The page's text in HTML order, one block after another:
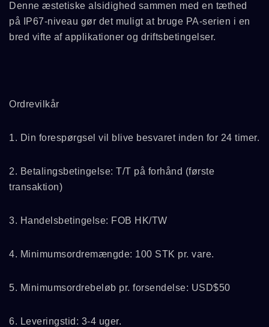
Denne æstetiske alsidighed sammen med en tæthed
på IP67-niveau gør det muligt at bruge PA-serien i en
bred vifte af applikationer og driftsbetingelser.
Ordrevilkår
1. Din forespørgsel vil blive besvaret inden for 24 timer.
2. Betalingsbetingelse: T/T på forhånd (første
transaktion)
3. Handelsbetingelse: FOB HK/TW
4. Minimumsordremængde: 100 STK pr. vare.
5. Minimumsordrebeløb pr. forsendelse: USD$50
6. Leveringstid: 3-4 uger.